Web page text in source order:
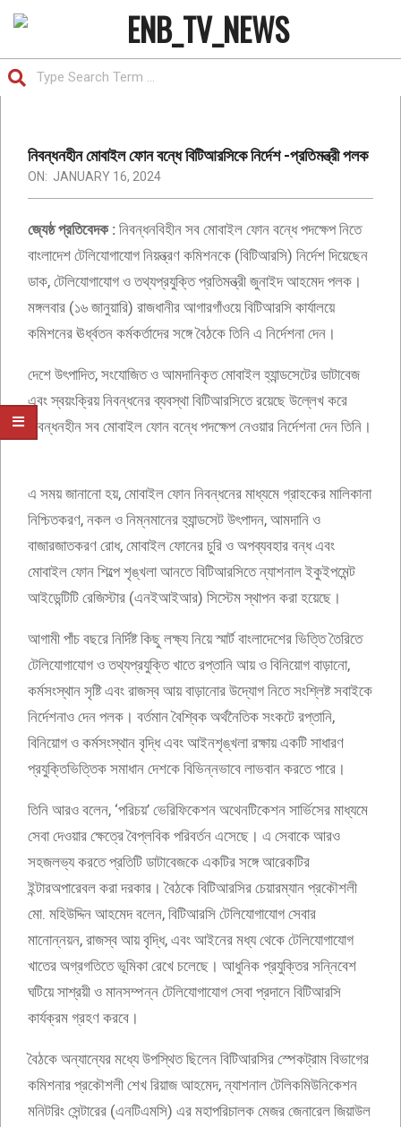
Skip
content
ENB
TV
IS
THE
BANGLADESH
FIRST
ONLINE
NEWSPAPER
Menuনিবন্ধনহীন মোবাইল ফোন বন্ধে বিটিআরসিকে নির্দেশ -প্রতিমন্ত্রী পলক
ON: JANUARY 16, 2024
জ্যেষ্ঠ প্রতিবেদক : নিবন্ধনবিহীন সব মোবাইল ফোন বন্ধে পদক্ষেপ নিতে
বাংলাদেশ টেলিযোগাযোগ নিয়ন্ত্রণ কমিশনকে (বিটিআরসি) নির্দেশ দিয়েছেন
ডাক, টেলিযোগাযোগ ও তথ্যপ্রযুক্তি প্রতিমন্ত্রী জুনাইদ আহমেদ পলক।
মঙ্গলবার (১৬ জানুয়ারি) রাজধানীর আগারগাঁওয়ে বিটিআরসি কার্যালয়ে
কমিশনের ঊর্ধ্বতন কর্মকর্তাদের সঙ্গে বৈঠকে তিনি এ নির্দেশনা দেন।
দেশে উৎপাদিত, সংযোজিত ও আমদানিকৃত মোবাইল হ্যান্ডসেটের ডাটাবেজ
এবং স্বয়ংক্রিয় নিবন্ধনের ব্যবস্থা বিটিআরসিতে রয়েছে উল্লেখ করে
নিবন্ধনহীন সব মোবাইল ফোন বন্ধে পদক্ষেপ নেওয়ার নির্দেশনা দেন তিনি।
এ সময় জানানো হয়, মোবাইল ফোন নিবন্ধনের মাধ্যমে গ্রাহকের মালিকানা
নিশ্চিতকরণ, নকল ও নিম্নমানের হ্যান্ডসেট উৎপাদন, আমদানি ও
বাজারজাতকরণ রোধ, মোবাইল ফোনের চুরি ও অপব্যবহার বন্ধ এবং
মোবাইল ফোন শিল্পে শৃঙ্খলা আনতে বিটিআরসিতে ন্যাশনাল ইকুইপমেন্ট
আইডেন্টিটি রেজিস্টার (এনইআইআর) সিস্টেম স্থাপন করা হয়েছে।
আগামী পাঁচ বছরে নির্দিষ্ট কিছু লক্ষ্য নিয়ে স্মার্ট বাংলাদেশের ভিত্তি তৈরিতে
টেলিযোগাযোগ ও তথ্যপ্রযুক্তি খাতে রপ্তানি আয় ও বিনিয়োগ বাড়ানো,
কর্মসংস্থান সৃষ্টি এবং রাজস্ব আয় বাড়ানোর উদ্যোগ নিতে সংশ্লিষ্ট সবাইকে
নির্দেশনাও দেন পলক। বর্তমান বৈশ্বিক অর্থনৈতিক সংকটে রপ্তানি,
বিনিয়োগ ও কর্মসংস্থান বৃদ্ধি এবং আইনশৃঙ্খলা রক্ষায় একটি সাধারণ
প্রযুক্তিভিত্তিক সমাধান দেশকে বিভিন্নভাবে লাভবান করতে পারে।
তিনি আরও বলেন, ‘পরিচয়’ ভেরিফিকেশন অথেনটিকেশন সার্ভিসের মাধ্যমে
সেবা দেওয়ার ক্ষেত্রে বৈপ্লবিক পরিবর্তন এসেছে। এ সেবাকে আরও
সহজলভ্য করতে প্রতিটি ডাটাবেজকে একটির সঙ্গে আরেকটির
ইন্টারঅপারেবল করা দরকার। বৈঠকে বিটিআরসির চেয়ারম্যান প্রকৌশলী
মো. মহিউদ্দিন আহমেদ বলেন, বিটিআরসি টেলিযোগাযোগ সেবার
মানোন্নয়ন, রাজস্ব আয় বৃদ্ধি, এবং আইনের মধ্য থেকে টেলিযোগাযোগ
খাতের অগ্রগতিতে ভূমিকা রেখে চলেছে। আধুনিক প্রযুক্তির সন্নিবেশ
ঘটিয়ে সাশ্রয়ী ও মানসম্পন্ন টেলিযোগাযোগ সেবা প্রদানে বিটিআরসি
কার্যক্রম গ্রহণ করবে।
বৈঠকে অন্যান্যের মধ্যে উপস্থিত ছিলেন বিটিআরসির স্পেকট্রাম বিভাগের
কমিশনার প্রকৌশলী শেখ রিয়াজ আহমেদ, ন্যাশনাল টেলিকমিউনিকেশন
মনিটরিং সেন্টারের (এনটিএমসি) এর মহাপরিচালক মেজর জেনারেল জিয়াউল